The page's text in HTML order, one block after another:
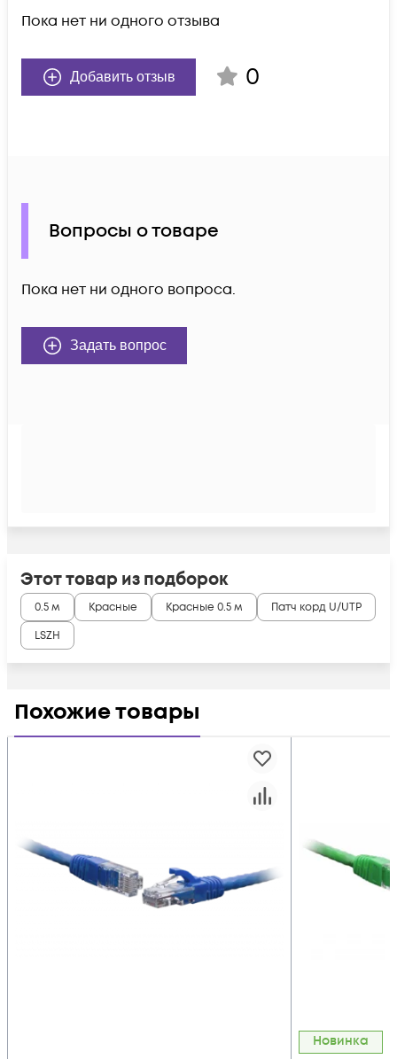
Пока нет ни одного отзыва
Добавить отзыв 0
Вопросы о товаре
Пока нет ни одного вопроса.
Задать вопрос
Этот товар из подборок
0.5 м Красные Красные 0.5 м
Патч корд U/UTP
LSZH
Похожие товары
Новинка